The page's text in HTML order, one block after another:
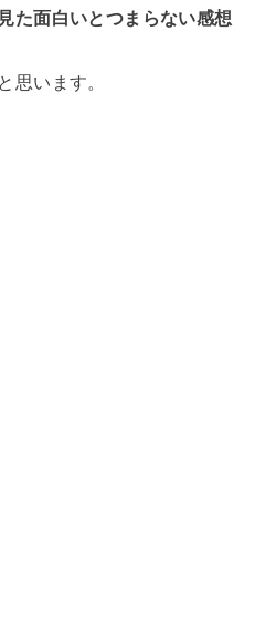
た面白いとつまらない感想
思います。